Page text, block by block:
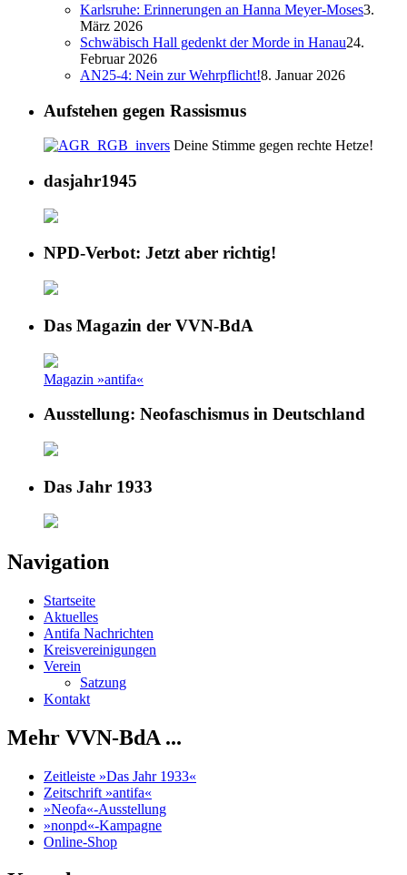
Karlsruhe: Erinnerungen an Hanna Meyer-Moses3.
März 2026
Schwäbisch Hall gedenkt der Morde in Hanau24.
Februar 2026
AN25-4: Nein zur Wehrpflicht!8. Januar 2026
Aufstehen gegen Rassismus
Deine Stimme gegen rechte Hetze!
dasjahr1945
NPD-Verbot: Jetzt aber richtig!
Das Magazin der VVN-BdA
Magazin »antifa«
Ausstellung: Neofaschismus in Deutschland
Das Jahr 1933
Navigation
Startseite
Aktuelles
Antifa Nachrichten
Kreisvereinigungen
Verein
Satzung
Kontakt
Mehr VVN-BdA ...
Zeitleiste »Das Jahr 1933«
Zeitschrift »antifa«
»Neofa«-Ausstellung
»nonpd«-Kampagne
Online-Shop